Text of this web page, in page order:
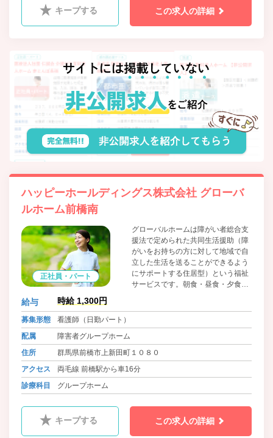
インクリニック科、眼科、ﾘﾊﾋﾞﾘﾃｰｼｮﾝ科
キープする この求人の詳細
ハッピーホールディングス株式会社 グローバ
ルホーム前橋南
正社員・パート
グローバルホームは障がい者総合支
援法で定められた共同生活援助（障
がいをお持ちの方に対して地域で自
立した生活を送ることができるよう
にサポートする住居型）という福祉
サービスです。朝食・昼食・夕食の
イプのグループホームで、すべての
とに加えて、必要最低限の家具や家
電は入居時から、設置しています。
給与 時給 1,300円
募集形態
看護師（日勤パート）
配属
障害者グループホーム
住所
群馬県前橋市上新田町１０８０
アクセス
両毛線 前橋駅から車16分
診療科目
グループホーム
キープする この求人の詳細